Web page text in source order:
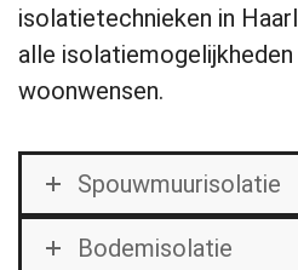
isolatietechnieken in
alle
woonwensen.
Spouwmuurisolatie
Bodemisolatie